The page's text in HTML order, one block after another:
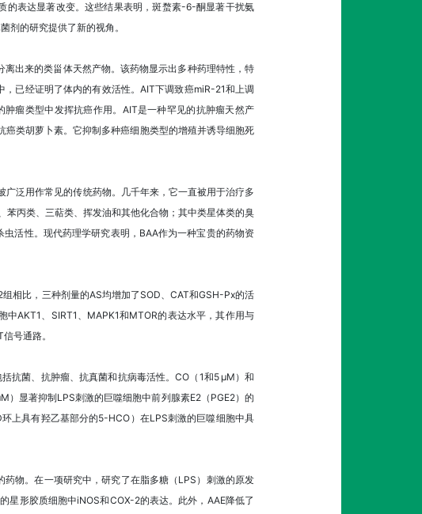
表达显著改变。这些结果表明，斑蝥素-6-酮显著干扰氨
剂的研究提供了新的视角。
出来的类甾体天然产物。该药物显示出多种药理特性，特
已经证明了体内的有效活性。AIT下调致癌miR-21和上调
瘤类型中发挥抗癌作用。AIT是一种罕见的抗肿瘤天然产
类胡萝卜素。它抑制多种癌细胞类型的增殖并诱导细胞死
泛用作常见的传统药物。几千年来，它一直被用于治疗多
丙类、三萜类、挥发油和其他化合物；其中类星体类的臭
活性。现代药理学研究表明，BAA作为一种宝贵的药物资
相比，三种剂量的AS均增加了SOD、CAT和GSH-Px的活
AKT1、SIRT1、MAPK1和MTOR的表达水平，其作用与
号通路。
抗菌、抗肿瘤、抗真菌和抗病毒活性。CO（1和5 µM）和
显著抑制LPS刺激的巨噬细胞中前列腺素E2（PGE2）的
上具有羟乙基部分的5-HCO）在LPS刺激的巨噬细胞中具
物。在一项研究中，研究了在脂多糖（LPS）刺激的原发
星形胶质细胞中iNOS和COX-2的表达。此外，AAE降低了